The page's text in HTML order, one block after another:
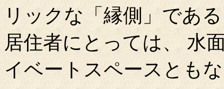
リックな「縁側」であ
居住者にとっては、 水
イベートスペースとも